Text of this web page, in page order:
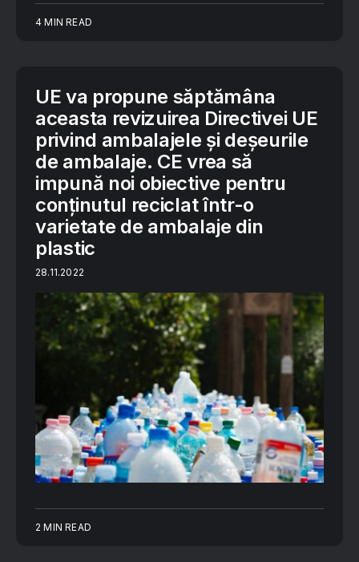
4 MIN READ
UE va propune săptămâna
aceasta revizuirea Directivei UE
privind ambalajele și deșeurile
de ambalaje. CE vrea să
impună noi obiective pentru
conținutul reciclat într-o
varietate de ambalaje din
plastic
28.11.2022
2 MIN READ